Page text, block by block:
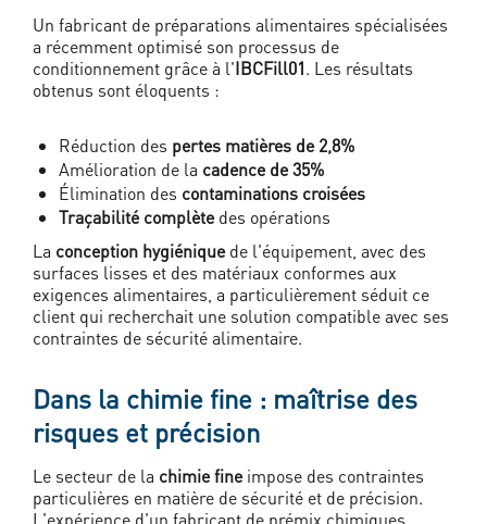
Un fabricant de préparations alimentaires spécialisées
a récemment optimisé son processus de
conditionnement grâce à l'IBCFill01. Les résultats
obtenus sont éloquents :
Réduction des pertes matières de 2,8%
Amélioration de la cadence de 35%
Élimination des contaminations croisées
Traçabilité complètedes opérations
La conception hygiéniquede l'équipement, avec des
surfaces lisses et des matériaux conformes aux
exigences alimentaires, a particulièrement séduit ce
client qui recherchait une solution compatible avec ses
contraintes de sécurité alimentaire.
Dans la chimie fine : maîtrise des
risques et précision
Le secteur de la chimie fineimpose des contraintes
particulières en matière de sécurité et de précision.